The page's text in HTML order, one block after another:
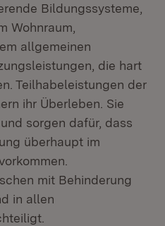
Bildungssysteme,
Wohnraum,
allgemeinen
die hart
Teilhabeleistungen der
ihr Überleben. Sie
sorgen dafür, dass
überhaupt im
mit Behinderung
in allen